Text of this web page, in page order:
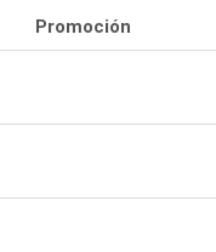
Promoción